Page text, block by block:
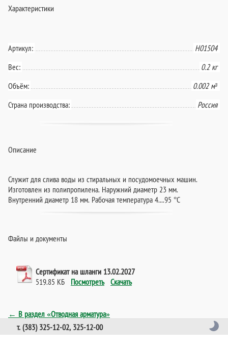
Характеристики
Артикул:
Н01504
Вес:
0.2 кг
Объём:
0.002 м³
Страна производства:
Россия
Описание
Служит для слива воды из стиральных и посудомоечных машин.
Изготовлен из полипропилена. Наружний диаметр 23 мм.
Внутренний диаметр 18 мм. Рабочая температура 4....95 °C
Файлы и документы
Сертификат на шланги 13.02.2027
519.85 КБ Посмотреть Скачать
← В раздел «Отводная арматура»
т. (383) 325-12-02, 325-12-00